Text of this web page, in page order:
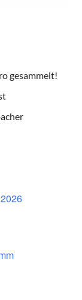
gesammelt!